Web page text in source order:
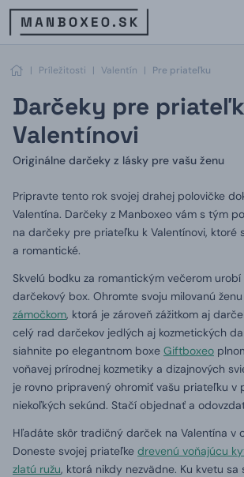
| Príležitosti | Valentín | Pre priateľku
Darčeky pre
Valentínovi
Originálne darčeky z lásky pre vašu ženu
Pripravte tento rok svojej drahej polovičke
Valentína. Darčeky z Manboxeo vám s tým
na darčeky pre priateľku k Valentínovi, ktoré
a romantické.
Skvelú bodku za romantickým večerom
darčekový box. Ohromte svoju milovanú ženu
zámočkom, ktorá je zároveň zážitkom aj
celý rad darčekov jedlých aj kozmetických
siahnite po elegantnom boxe Giftboxeo
voňavej prírodnej kozmetiky a dizajnových
je rovno pripravený ohromiť vašu priateľku v
niekoľkých sekúnd. Stačí objednať a
Hľadáte skôr tradičný darček na Valentína v
Doneste svojej priateľke drevenú voňajúcu
zlatú ružu, ktorá nikdy nezvädne. Ku kvetu sa